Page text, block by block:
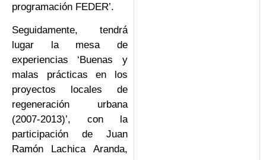
programación FEDER’.
Seguidamente, tendrá
lugar la mesa de
experiencias ‘Buenas y
malas prácticas en los
proyectos locales de
regeneración urbana
(2007-2013)’, con la
participación de Juan
Ramón Lachica Aranda,